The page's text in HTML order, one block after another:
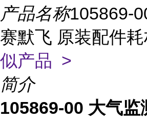
产品名称105869-
赛默飞 原装配件
似产品 >
简介
105869-00 大气监